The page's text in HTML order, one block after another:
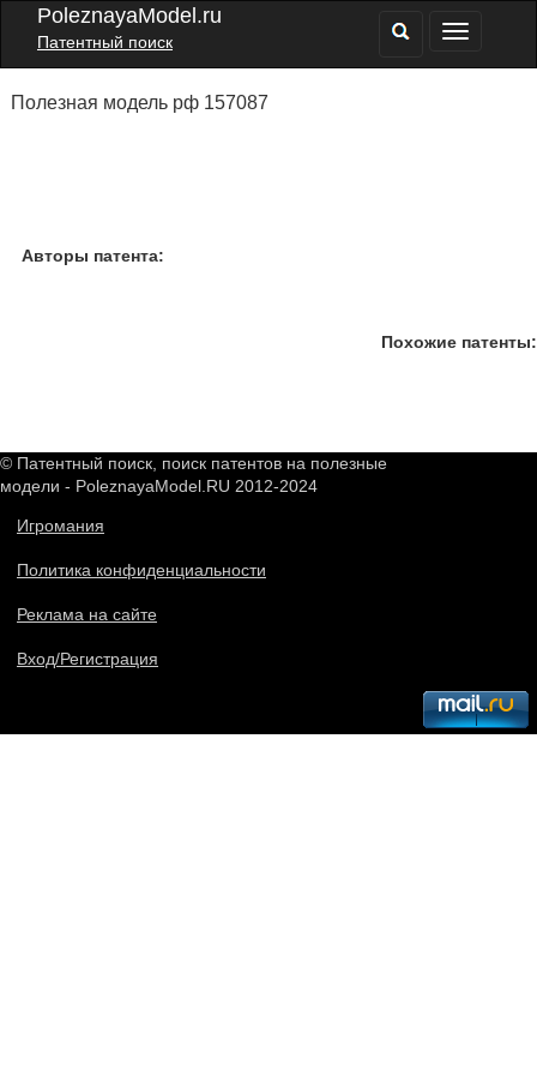
PoleznayaModel.ru
Патентный поиск
Полезная модель рф 157087
Авторы патента:
Похожие патенты:
© Патентный поиск, поиск патентов на полезные
модели - PoleznayaModel.RU 2012-2024
Игромания
Политика конфиденциальности
Реклама на сайте
Вход/Регистрация